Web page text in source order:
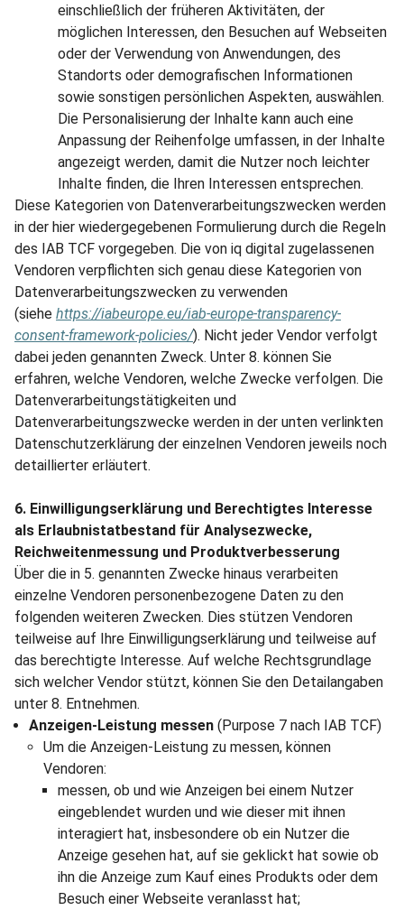
einschließlich der früheren Aktivitäten, der
möglichen Interessen, den Besuchen auf Webseiten
oder der Verwendung von Anwendungen, des
Standorts oder demografischen Informationen
sowie sonstigen persönlichen Aspekten, auswählen.
Die Personalisierung der Inhalte kann auch eine
Anpassung der Reihenfolge umfassen, in der Inhalte
angezeigt werden, damit die Nutzer noch leichter
Inhalte finden, die Ihren Interessen entsprechen.
Diese Kategorien von Datenverarbeitungszwecken werden
in der hier wiedergegebenen Formulierung durch die Regeln
des IAB TCF vorgegeben. Die von iq digital zugelassenen
Vendoren verpflichten sich genau diese Kategorien von
Datenverarbeitungszwecken zu verwenden
(siehe https://iabeurope.eu/iab-europe-transparency-
consent-framework-policies/). Nicht jeder Vendor verfolgt
dabei jeden genannten Zweck. Unter 8. können Sie
erfahren, welche Vendoren, welche Zwecke verfolgen. Die
Datenverarbeitungstätigkeiten und
Datenverarbeitungszwecke werden in der unten verlinkten
Datenschutzerklärung der einzelnen Vendoren jeweils noch
detaillierter erläutert.
6. Einwilligungserklärung und Berechtigtes Interesse
als Erlaubnistatbestand für Analysezwecke,
Reichweitenmessung und Produktverbesserung
Über die in 5. genannten Zwecke hinaus verarbeiten
einzelne Vendoren personenbezogene Daten zu den
folgenden weiteren Zwecken. Dies stützen Vendoren
teilweise auf Ihre Einwilligungserklärung und teilweise auf
das berechtigte Interesse. Auf welche Rechtsgrundlage
sich welcher Vendor stützt, können Sie den Detailangaben
unter 8. Entnehmen.
Anzeigen-Leistung messen (Purpose 7 nach IAB TCF)
Um die Anzeigen-Leistung zu messen, können
Vendoren:
messen, ob und wie Anzeigen bei einem Nutzer
eingeblendet wurden und wie dieser mit ihnen
interagiert hat, insbesondere ob ein Nutzer die
Anzeige gesehen hat, auf sie geklickt hat sowie ob
ihn die Anzeige zum Kauf eines Produkts oder dem
Besuch einer Webseite veranlasst hat;